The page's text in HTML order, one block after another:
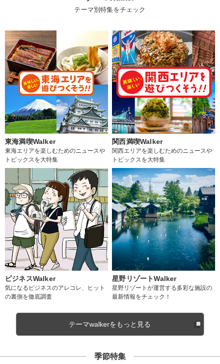
テーマ別特集をチェック
東海満喫Walker
東海エリアを楽しむためのニュースや
トピックスを大特集
関西満喫Walker
関西エリアを楽しむためのニュースや
トピックスを大特集
ビジネスWalker
気になるビジネスのアレコレ、ヒット
の裏側を徹底調査
星野リゾートWalker
星野リゾートが運営する多彩な施設の
最新情報をチェック！
テーマwalkerをもっと見る
季節特集